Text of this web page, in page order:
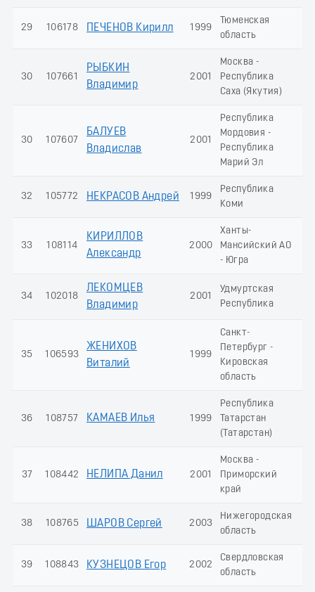
29 106178 ПЕЧЕНОВ Кирилл 1999
Тюменская
область
30 107661
РЫБКИН
Владимир
2001
Москва -
Республика
Саха (Якутия)
30 107607
БАЛУЕВ
Владислав
2001
Республика
Мордовия -
Республика
Марий Эл
32 105772 НЕКРАСОВ Андрей 1999
Республика
Коми
33 108114
КИРИЛЛОВ
Александр
2000
Ханты-
Мансийский АО
- Югра
34 102018
ЛЕКОМЦЕВ
Владимир
2001
Удмуртская
Республика
35 106593
ЖЕНИХОВ
Виталий
1999
Санкт-
Петербург -
Кировская
область
36 108757 КАМАЕВ Илья 1999
Республика
Татарстан
(Татарстан)
37 108442 НЕЛИПА Данил 2001
Москва -
Приморский
край
38 108765 ШАРОВ Сергей 2003
Нижегородская
область
39 108843 КУЗНЕЦОВ Егор 2002
Свердловская
область